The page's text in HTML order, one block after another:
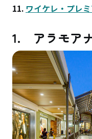
11. ワイケレ・プレ
1. アラモア